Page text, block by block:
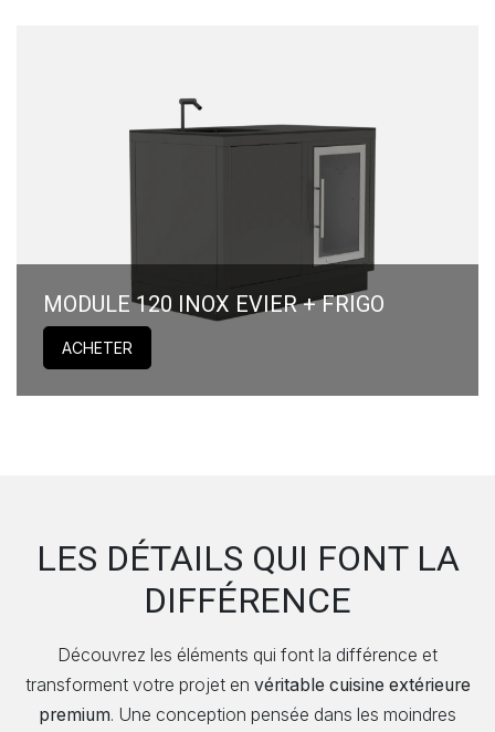
MODULE 120 INOX EVIER + FRIGO
ACHETER
LES DÉTAILS QUI FONT LA
DIFFÉRENCE
Découvrez les éléments qui font la différence et
transforment votre projet en véritable cuisine extérieure
premium. Une conception pensée dans les moindres